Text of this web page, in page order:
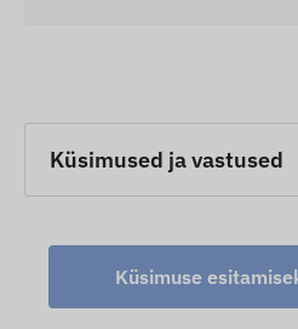
Küsimused ja vastused
Küsimuse